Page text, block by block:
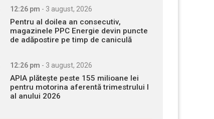
12:26 pm - 3 august, 2026
Pentru al doilea an consecutiv,
magazinele PPC Energie devin puncte
de adăpostire pe timp de caniculă
12:26 pm - 3 august, 2026
APIA plătește peste 155 milioane lei
pentru motorina aferentă trimestrului I
al anului 2026